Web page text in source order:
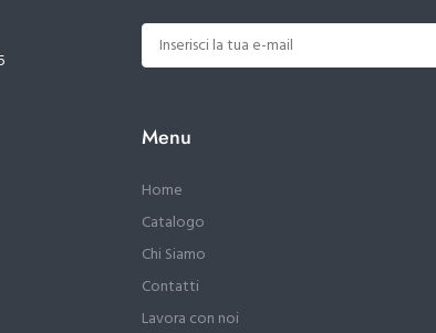
Menu
Home
Catalogo
Chi Siamo
Contatti
Lavora con noi